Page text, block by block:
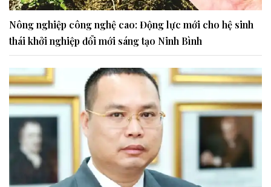
Nông nghiệp công nghệ cao: Động lực mới cho hệ sinh
thái khởi nghiệp đổi mới sáng tạo Ninh Bình